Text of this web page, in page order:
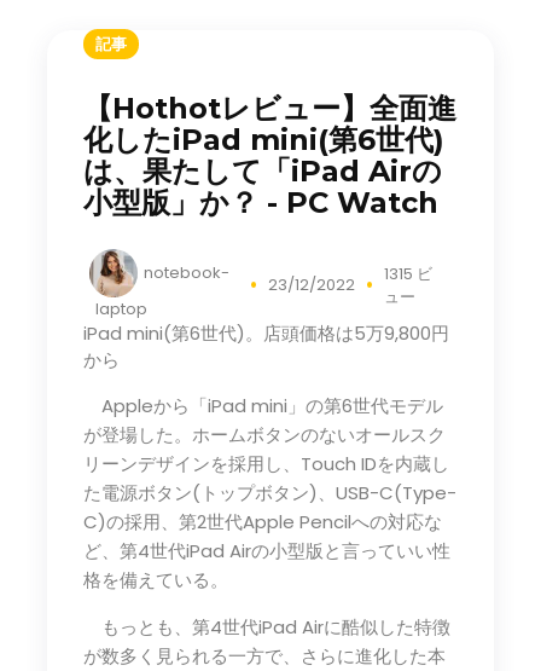
記事
【Hothotレビュー】全面進
化したiPad mini(第6世代)
は、果たして「iPad Airの
小型版」か？ - PC Watch
notebook-
laptop
23/12/2022
1315 ビ
ュー
iPad mini(第6世代)。店頭価格は5万9,800円
から
Appleから「iPad mini」の第6世代モデル
が登場した。ホームボタンのないオールスク
リーンデザインを採用し、Touch IDを内蔵し
た電源ボタン(トップボタン)、USB-C(Type-
C)の採用、第2世代Apple Pencilへの対応な
ど、第4世代iPad Airの小型版と言っていい性
格を備えている。
もっとも、第4世代iPad Airに酷似した特徴
が数多く見られる一方で、さらに進化した本